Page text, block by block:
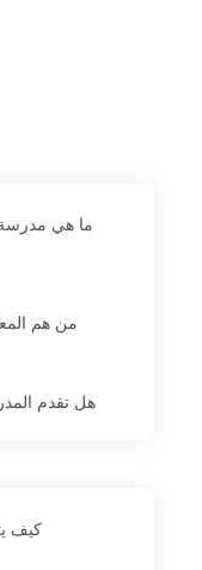
ما هي مدرسة
من هم
هل تقدم
كيف